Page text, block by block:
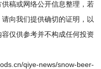
稿或网络公开信息整理，若
向我们提供确切的证明，以
仅供参考并不构成任何投资
qiye-news/snow-beer-